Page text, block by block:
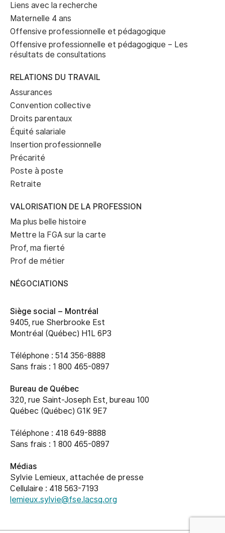
Liens avec la recherche
Maternelle 4 ans
Offensive professionnelle et pédagogique
Offensive professionnelle et pédagogique – Les
résultats de consultations
RELATIONS DU TRAVAIL
Assurances
Convention collective
Droits parentaux
Équité salariale
Insertion professionnelle
Précarité
Poste à poste
Retraite
VALORISATION DE LA PROFESSION
Ma plus belle histoire
Mettre la FGA sur la carte
Prof, ma fierté
Prof de métier
NÉGOCIATIONS
Siège social – Montréal
9405, rue Sherbrooke Est
Montréal (Québec) H1L 6P3
Téléphone : 514 356-8888
Sans frais : 1 800 465-0897
Bureau de Québec
320, rue Saint-Joseph Est, bureau 100
Québec (Québec) G1K 9E7
Téléphone : 418 649-8888
Sans frais : 1 800 465-0897
Médias
Sylvie Lemieux, attachée de presse
Cellulaire : 418 563-7193
lemieux.sylvie@fse.lacsq.org